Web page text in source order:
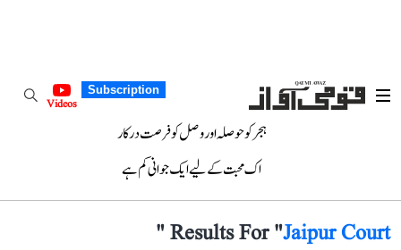
Subscription
Videos
ہجر کو حوصلہ اور وصل کو فرصت درکار
اک محبت کے لیے ایک جوانی کم ہے
Results For "Jaipur Court
"